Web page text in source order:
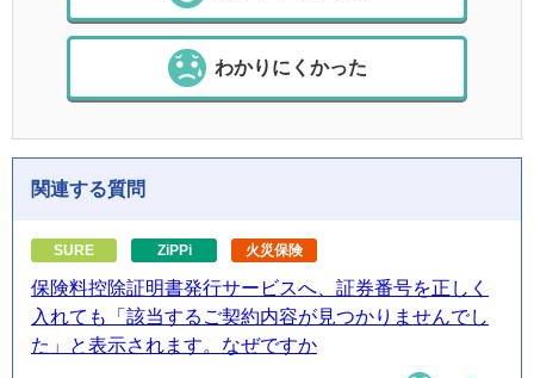
わかりにくかった
関連する質問
SURE ZiPPi 火災保険
保険料控除証明書発行サービスへ、証券番号を正しく
入れても「該当するご契約内容が見つかりませんでし
た」と表示されます。なぜですか